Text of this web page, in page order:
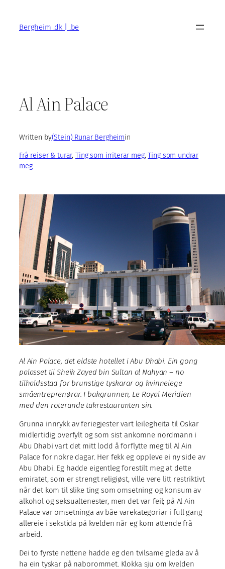
contentBergheim .dk | .be
Al Ain Palace
Written by(Stein) Runar Bergheimin
Frå reiser & turar, Ting som irriterar meg, Ting som undrar
meg
Al Ain Palace, det eldste hotellet i Abu Dhabi. Ein gong
palasset til Sheik Zayed bin Sultan al Nahyan – no
tilhaldsstad for brunstige tyskarar og kvinnelege
småentreprenørar. I bakgrunnen, Le Royal Meridien
med den roterande takrestauranten sin.
Grunna innrykk av feriegjester vart leilegheita til Oskar
midlertidig overfylt og som sist ankomne nordmann i
Abu Dhabi vart det mitt lodd å forflytte meg til Al Ain
Palace for nokre dagar. Her fekk eg oppleve ei ny side av
Abu Dhabi. Eg hadde eigentleg forestilt meg at dette
emiratet, som er strengt religiøst, ville vere litt restriktivt
når det kom til slike ting som omsetning og konsum av
alkohol og seksualtenester, men det var feil; på Al Ain
Palace var omsetninga av båe varekategoriar i full gang
allereie i sekstida på kvelden når eg kom attende frå
arbeid.
Dei to fyrste nettene hadde eg den tvilsame gleda av å
ha ein tyskar på naborommet. Klokka sju om kvelden